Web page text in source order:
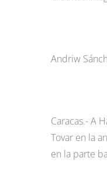
Andriw
Caracas.- A
Tovar en la
en la parte